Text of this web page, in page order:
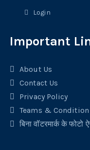
Login
Important
About Us
Contact Us
Privacy Policy
Teams & Condition
बिना वॉटरमार्क के